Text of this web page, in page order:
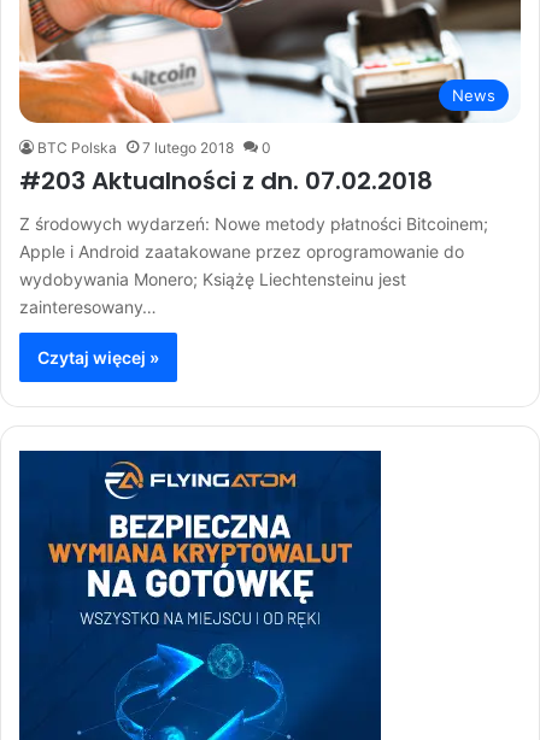
News
BTC Polska 7 lutego 2018 0
#203 Aktualności z dn. 07.02.2018
Z środowych wydarzeń: Nowe metody płatności Bitcoinem;
Apple i Android zaatakowane przez oprogramowanie do
wydobywania Monero; Książę Liechtensteinu jest
zainteresowany…
Czytaj więcej »